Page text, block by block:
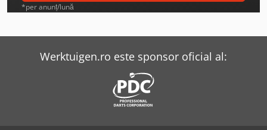
Ford Tourneo Connect
Ford Transit Doka
*per anunț/lună
Werktuigen.ro este sponsor oficial al: